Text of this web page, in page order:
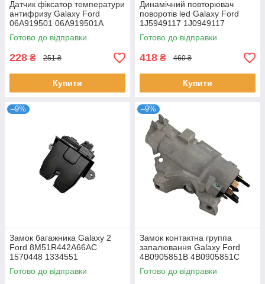
Датчик фіксатор температури
антифризу Galaxy Ford
06A919501 06A919501A
95510614300 032121142
Готово до відправки
228 ₴ 251 ₴
Купити
Динамічний повторювач
поворотів led Galaxy Ford
1J5949117 1J0949117
1J5949117A
Готово до відправки
418 ₴ 460 ₴
Купити
–9%
Замок багажника Galaxy 2
Ford 8M51R442A66AC
1570448 1334551
Готово до відправки
–9%
Замок контактна группа
запалювання Galaxy Ford
4B0905851B 4B0905851C
4B0905849 1J0419959A
1J0419959
Готово до відправки